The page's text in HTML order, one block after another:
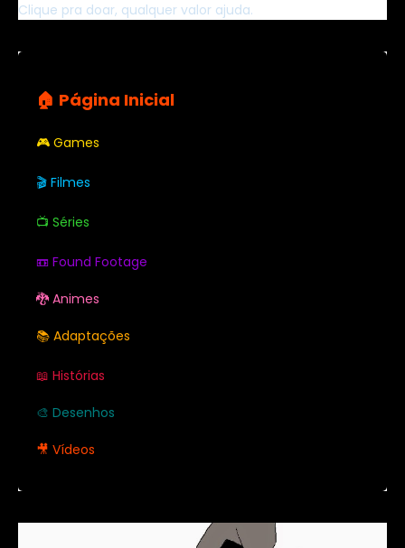
Clique pra doar, qualquer valor ajuda.
🏠 Página Inicial
🎮 Games
🎬 Filmes
📺 Séries
📼 Found Footage
🐉 Animes
📚 Adaptações
📖 Histórias
🎨 Desenhos
🎥 Vídeos